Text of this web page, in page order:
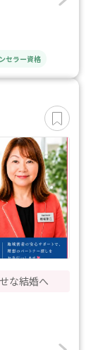
セラー資格
な結婚へ